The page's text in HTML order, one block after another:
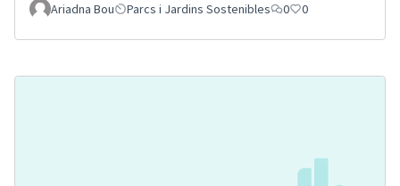
Ariadna Bou Parcs i Jardins Sostenibles 0 0